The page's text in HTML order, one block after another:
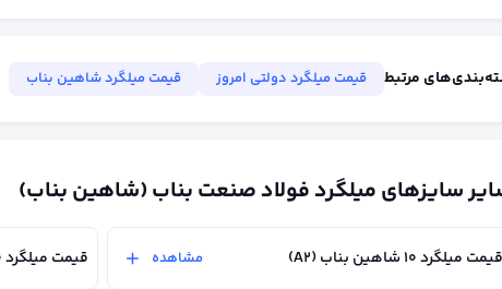
مرتبط قیمت میلگرد دولتی امروز قیمت میلگرد شاهین بناب
سایزهای میلگرد فولاد صنعت بناب (شاهین بناب)
قیمت میلگرد ۱۰ شاهین بناب (A2) مشاهده قیمت میلگرد ۱۰ شاهین بناب (A3)